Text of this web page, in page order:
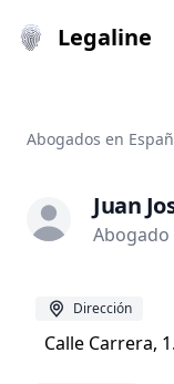
Legaline
Abogados en
Juan
Abogado
Dirección
Calle Carrera,